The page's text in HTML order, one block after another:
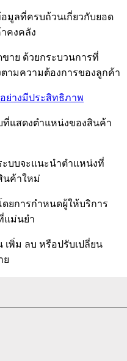
มูลที่ครบถ้วนเกี่ยวกับยอด
คงคลัง
าย ด้วยกระบวนการที่
ามความต้องการของลูกค้า
ย่างมีประสิทธิภาพ
ที่แสดงตำแหน่งของสินค้า
บบจะแนะนำตำแหน่งที่
นค้าใหม่
ดยการกำหนดผู้ให้บริการ
แม่นยำ
พิ่ม ลบ หรือปรับเปลี่ยน
ย